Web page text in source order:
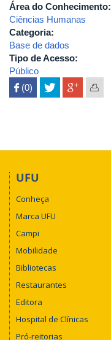
Área do Conhecimento:
Ciências Humanas
Categoria:
Base de dados
Tipo de Acesso:
Público
 (0)
UFU
Conheça
Marca UFU
Campi
Mobilidade
Bibliotecas
Restaurantes
Editora
Hospital de Clínicas
Pró-reitorias